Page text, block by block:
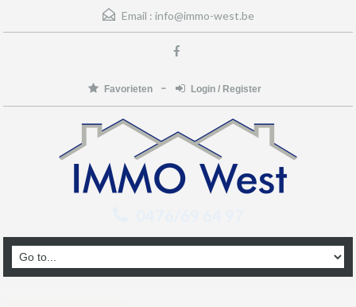
Email : info@immo-west.be
Favorieten Login / Register